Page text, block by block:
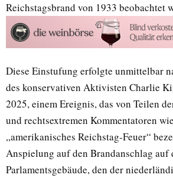
Reichstagsbrand von 1933 beobachtet
Diese Einstufung erfolgte unmittelbar
des konservativen Aktivisten Charlie
2025, einem Ereignis, das von Teilen
und rechtsextremen Kommentatoren
„amerikanisches Reichstag-Feuer“
Anspielung auf den Brandanschlag auf
Parlamentsgebäude, den der